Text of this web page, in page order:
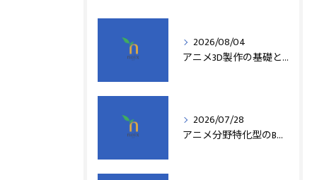
2026/08/04
アニメ3D製作の基礎と実践法
2026/07/28
アニメ分野特化型のB型事業所支援制度の詳細解説